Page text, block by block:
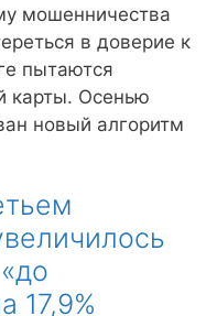
мошенничества
в доверие к
пытаются
карты. Осенью
новый алгоритм
17,9%